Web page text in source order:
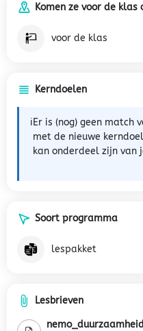
Komen ze voor de
voor de klas
Kerndoelen
ℹ️Er is (nog) geen match
met de nieuwe
kan onderdeel zijn van
Soort programma
lespakket
Lesbrieven